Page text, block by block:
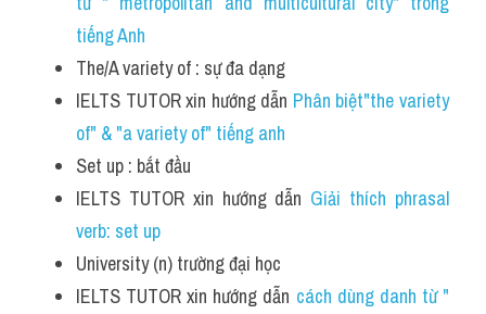
tiếng Anh
The/A variety of : sự đa dạng
IELTS TUTOR xin hướng dẫn Phân biệt"the variety
of" & "a variety of" tiếng anh
Set up : bắt đầu
IELTS TUTOR xin hướng dẫn Giải thích phrasal
verb: set up
University (n) trường đại học
IELTS TUTOR xin hướng dẫn cách dùng danh từ "